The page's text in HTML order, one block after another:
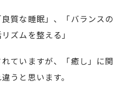
質な睡眠」、「バランスの
ズムを整える」
ていますが、「癒し」に関
うと思います。